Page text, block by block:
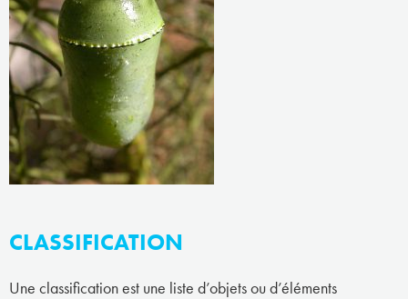
CLASSIFICATION
Une classification est une liste d’objets ou d’éléments